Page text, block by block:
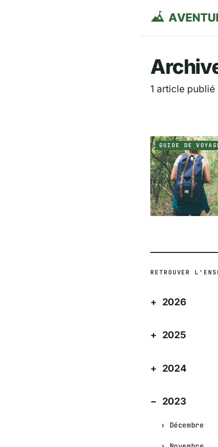
1 article publié
GUIDE DE
RETROUVER
2026
2025
2024
2023
Décembre